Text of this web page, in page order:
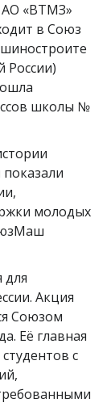
АО «ВТМЗ»
в Союз
России)
школы №
молодых
для
Акция
Союзом
Её главная
с